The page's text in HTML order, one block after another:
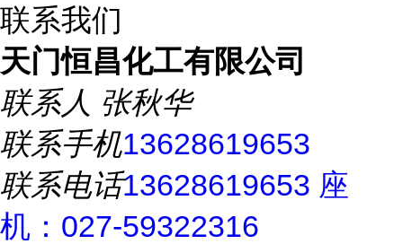
联系我们
天门恒昌化工有限公司
联系人 张秋华
联系手机13628619653
联系电话13628619653 座
机：027-59322316